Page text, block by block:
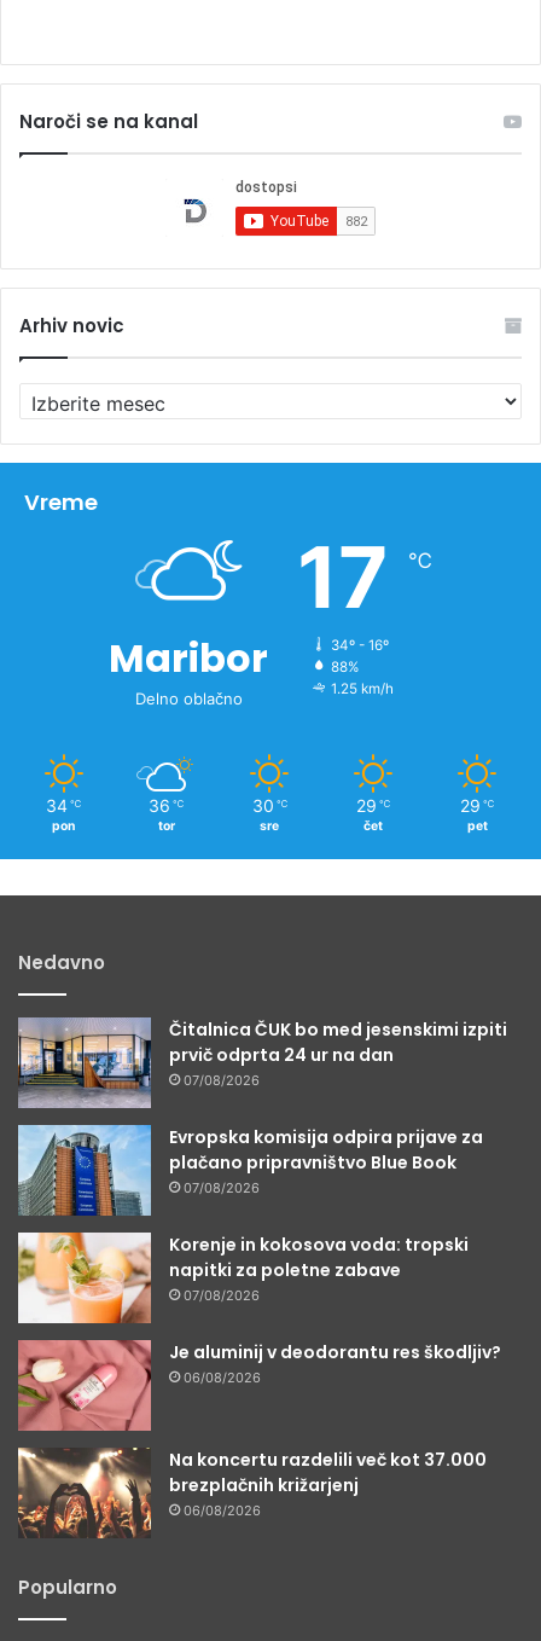
Naroči se na kanal
Arhiv novic
r
h
vVreme
Maribor
Delno oblačno
17 ℃
34º - 16º
88%
1.25 km/h
34 ℃
pon
36 ℃
tor
30 ℃
sre
29 ℃
čet
29 ℃
pet
Nedavno
Čitalnica ČUK bo med jesenskimi izpiti
prvič odprta 24 ur na dan
07/08/2026
Evropska komisija odpira prijave za
plačano pripravništvo Blue Book
07/08/2026
Korenje in kokosova voda: tropski
napitki za poletne zabave
07/08/2026
Je aluminij v deodorantu res škodljiv?
06/08/2026
Na koncertu razdelili več kot 37.000
brezplačnih križarjenj
06/08/2026
Popularno